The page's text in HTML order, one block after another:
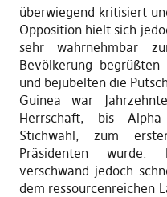
überwiegend kritisiert
Opposition hielt sich
sehr wahrnehmbar
Bevölkerung
und bejubelten die
Guinea war
Herrschaft, bis
Stichwahl, zum
Präsidenten wurde.
verschwand jedoch
dem ressourcenreichen